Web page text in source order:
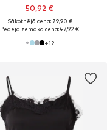
50,92 €
Sākotnējā cena: 79,90 €
Pēdējā zemākā cena:47,92 €
+12